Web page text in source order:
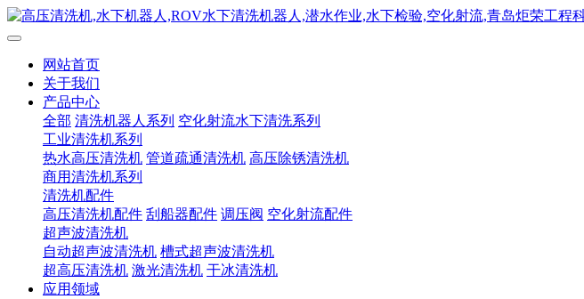
网站首页
关于我们
产品中心
全部 清洗机器人系列 空化射流水下清洗系列
工业清洗机系列
热水高压清洗机 管道疏通清洗机 高压除锈清洗机
商用清洗机系列
清洗机配件
高压清洗机配件 刮船器配件 调压阀 空化射流配件
超声波清洗机
自动超声波清洗机 槽式超声波清洗机
超高压清洗机 激光清洗机 干冰清洗机
应用领域